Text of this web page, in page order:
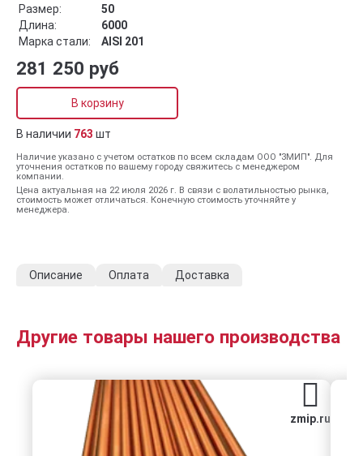
Размер:
50
Длина:
6000
Марка стали:
AISI 201
281 250 руб
В корзину
В наличии 763 шт
Наличие указано с учетом остатков по всем складам ООО "ЗМИП". Для
уточнения остатков по вашему городу свяжитесь с менеджером
компании.
Цена актуальная на 22 июля 2026 г. В связи с волатильностью рынка,
стоимость может отличаться. Конечную стоимость уточняйте у
менеджера.
Описание Оплата Доставка
Другие товары нашего производства
zmip.ru